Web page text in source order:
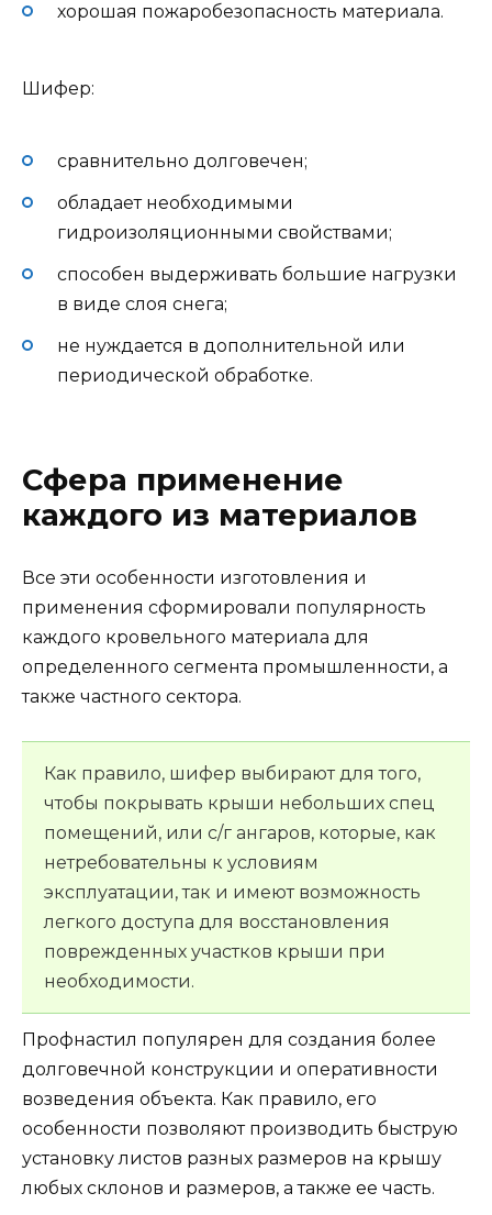
хорошая пожаробезопасность материала.
Шифер:
сравнительно долговечен;
обладает необходимыми
гидроизоляционными свойствами;
способен выдерживать большие нагрузки
в виде слоя снега;
не нуждается в дополнительной или
периодической обработке.
Сфера применение
каждого из материалов
Все эти особенности изготовления и
применения сформировали популярность
каждого кровельного материала для
определенного сегмента промышленности, а
также частного сектора.
Как правило, шифер выбирают для того,
чтобы покрывать крыши небольших спец
помещений, или с/г ангаров, которые, как
нетребовательны к условиям
эксплуатации, так и имеют возможность
легкого доступа для восстановления
поврежденных участков крыши при
необходимости.
Профнастил популярен для создания более
долговечной конструкции и оперативности
возведения объекта. Как правило, его
особенности позволяют производить быструю
установку листов разных размеров на крышу
любых склонов и размеров, а также ее часть.